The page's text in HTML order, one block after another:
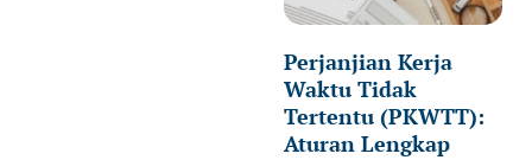
Perjanjian Kerja
Waktu Tidak
Tertentu (PKWTT):
Aturan Lengkap